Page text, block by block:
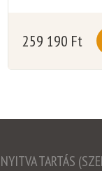
259 190 Ft
NYITVA TARTÁS